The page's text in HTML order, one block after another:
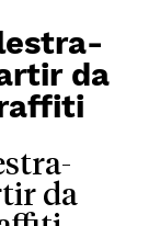
da
da